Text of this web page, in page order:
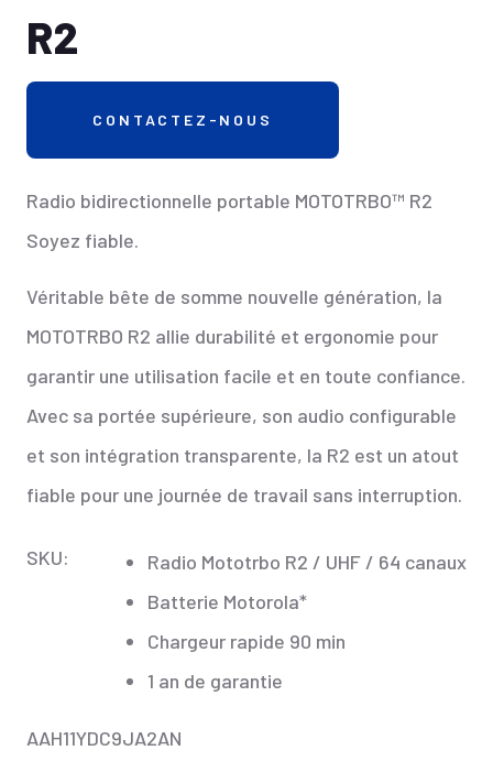
R2
CONTACTEZ-NOUS
Radio bidirectionnelle portable MOTOTRBO™ R2
Soyez fiable.
Véritable bête de somme nouvelle génération, la
MOTOTRBO R2 allie durabilité et ergonomie pour
garantir une utilisation facile et en toute confiance.
Avec sa portée supérieure, son audio configurable
et son intégration transparente, la R2 est un atout
fiable pour une journée de travail sans interruption.
Radio Mototrbo R2 / UHF / 64 canaux
Batterie Motorola*
Chargeur rapide 90 min
1 an de garantie
SKU:
AAH11YDC9JA2AN